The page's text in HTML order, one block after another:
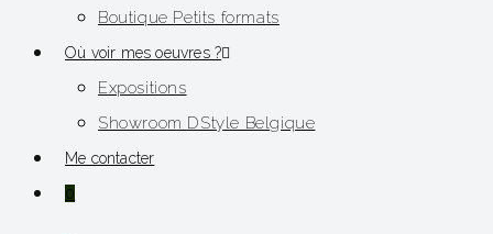
Boutique Petits formats
Où voir mes oeuvres ?
Expositions
Showroom DStyle Belgique
Me contacter
0